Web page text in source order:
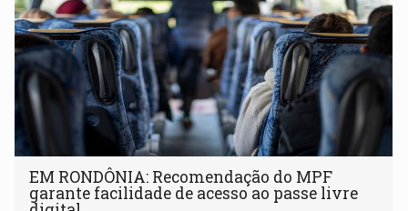
EM RONDÔNIA: Recomendação do MPF
garante facilidade de acesso ao passe livre